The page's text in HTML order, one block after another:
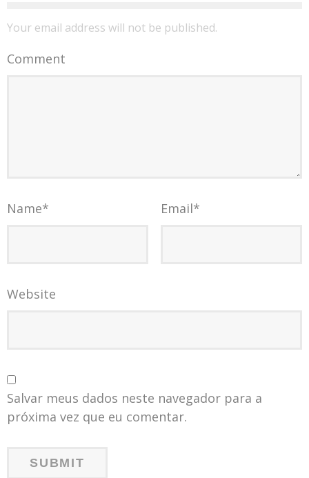
Your email address will not be published.
Comment
Name* Email*
Website
Salvar meus dados neste navegador para a
próxima vez que eu comentar.